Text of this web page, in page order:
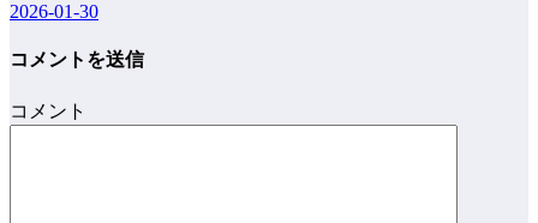
2026-01-30
コメントを送信
コメント